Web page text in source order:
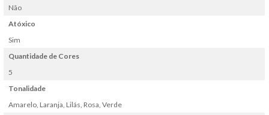
Não
Atóxico
Sim
Quantidade de Cores
5
Tonalidade
Amarelo, Laranja, Lilás, Rosa, Verde